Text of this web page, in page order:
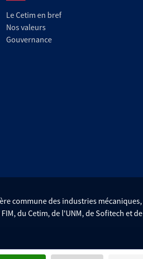
Le Cetim en bref
Nos valeurs
Gouvernance
commune des industries mécaniques,
du Cetim, de l'UNM, de Sofitech et de